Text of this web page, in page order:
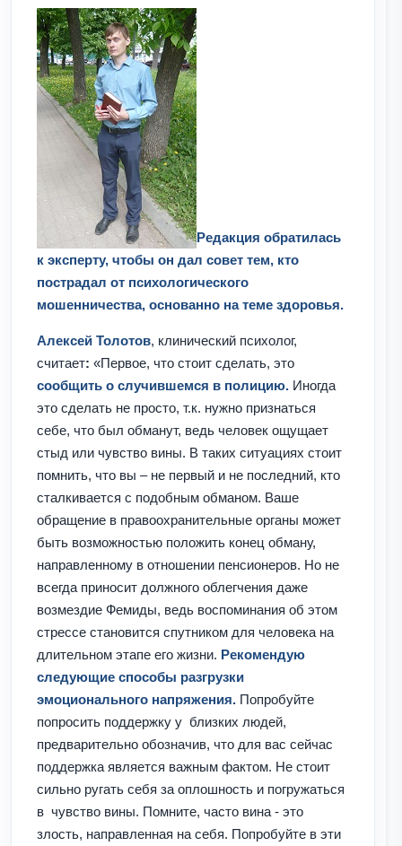
Редакция обратилась
к эксперту, чтобы он дал совет тем, кто
пострадал от психологического
мошенничества, основанно на теме здоровья.
Алексей Толотов, клинический психолог,
считает: «Первое, что стоит сделать, это
сообщить о случившемся в полицию. Иногда
это сделать не просто, т.к. нужно признаться
себе, что был обманут, ведь человек ощущает
стыд или чувство вины. В таких ситуациях стоит
помнить, что вы – не первый и не последний, кто
сталкивается с подобным обманом. Ваше
обращение в правоохранительные органы может
быть возможностью положить конец обману,
направленному в отношении пенсионеров. Но не
всегда приносит должного облегчения даже
возмездие Фемиды, ведь воспоминания об этом
стрессе становится спутником для человека на
длительном этапе его жизни. Рекомендую
следующие способы разгрузки
эмоционального напряжения. Попробуйте
попросить поддержку у близких людей,
предварительно обозначив, что для вас сейчас
поддержка является важным фактом. Не стоит
сильно ругать себя за оплошность и погружаться
в чувство вины. Помните, часто вина - это
злость, направленная на себя. Попробуйте в эти